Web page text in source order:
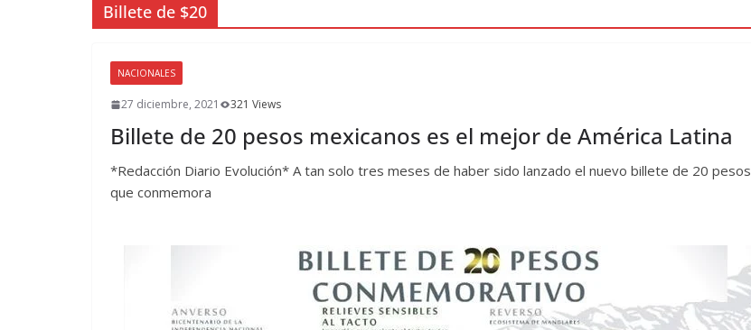
Billete de $20
NACIONALES
27 diciembre, 2021 321 Views
Billete de 20 pesos mexicanos es el mejor de América Latina
*Redacción Diario Evolución* A tan solo tres meses de haber sido lanzado el nuevo billete de 20 pesos
que conmemora